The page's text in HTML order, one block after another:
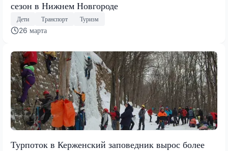
сезон в Нижнем Новгороде
Дети Транспорт Туризм
26 марта
Турпоток в Керженский заповедник вырос более